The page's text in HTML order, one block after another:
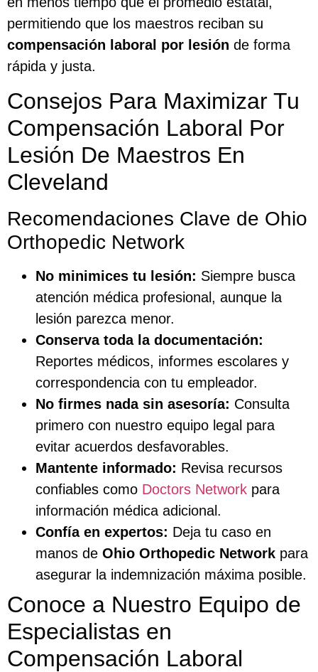
permitiendo que los maestros reciban su
compensación laboral por lesión de forma
rápida y justa.
Consejos Para Maximizar Tu
Compensación Laboral Por
Lesión De Maestros En
Cleveland
Recomendaciones Clave de Ohio
Orthopedic Network
No minimices tu lesión: Siempre busca
atención médica profesional, aunque la
lesión parezca menor.
Conserva toda la documentación:
Reportes médicos, informes escolares y
correspondencia con tu empleador.
No firmes nada sin asesoría: Consulta
primero con nuestro equipo legal para
evitar acuerdos desfavorables.
Mantente informado: Revisa recursos
confiables como Doctors Network para
información médica adicional.
Confía en expertos: Deja tu caso en
manos de Ohio Orthopedic Network para
asegurar la indemnización máxima posible.
Conoce a Nuestro Equipo de
Especialistas en
Compensación Laboral